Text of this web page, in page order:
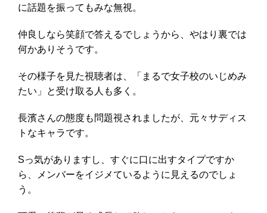
に話題を振ってもみな無視。
仲良しなら笑顔で答えるでしょうから、やはり裏では
何かありそうです。
その様子を見た視聴者は、「まるで女子校のいじめみ
たい」と受け取る人も多く。
長濱さんの態度も問題視されましたが、元々サディス
トなキャラです。
Sっ気がありますし、すぐに口に出すタイプですか
ら、メンバーをイジメているように見えるのでしょ
う。